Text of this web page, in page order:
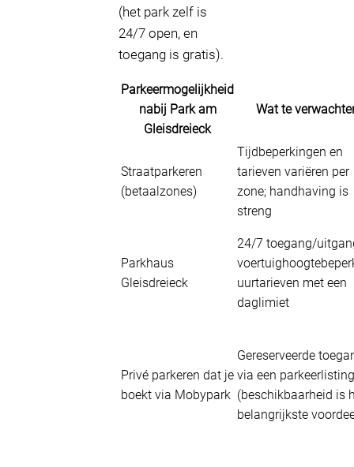
(het park zelf is
24/7 open, en
toegang is gratis).
Parkeermogelijkheid
nabij Park am
Gleisdreieck
Wat te
Straatparkeren
(betaalzones)
Tijdbeperkingen en
tarieven variëren per
zone; handhaving is
streng
Parkhaus
Gleisdreieck
24/7 toegang/
uurtarieven met een
daglimiet
Privé parkeren dat je
boekt via Mobypark
Gereserveerde
via een parkeerlisting
(beschikbaarheid is
belangrijkste